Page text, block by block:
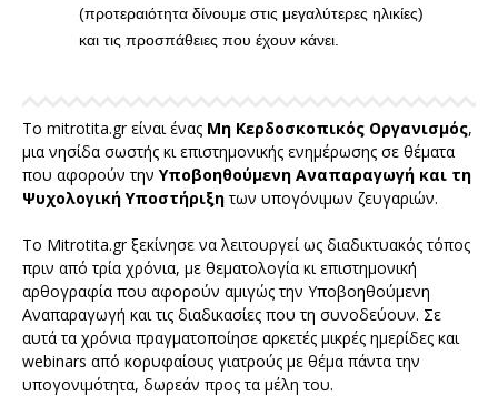
(προτεραιότητα δίνουμε στις μεγαλύτερες ηλικίες)
και τις προσπάθειες που έχουν κάνει.
To mitrotita.gr είναι ένας Μη Κερδοσκοπικός Οργανισμός,
μια νησίδα σωστής κι επιστημονικής ενημέρωσης σε θέματα
που αφορούν την Υποβοηθούμενη Αναπαραγωγή και τη
Ψυχολογική Υποστήριξητων υπογόνιμων ζευγαριών.
Το Mitrotita.gr ξεκίνησε να λειτουργεί ως διαδικτυακός τόπος
πριν από τρία χρόνια, με θεματολογία κι επιστημονική
αρθογραφία που αφορούν αμιγώς την Υποβοηθούμενη
Αναπαραγωγή και τις διαδικασίες που τη συνοδεύουν. Σε
αυτά τα χρόνια πραγματοποίησε αρκετές μικρές ημερίδες και
webinars από κορυφαίους γιατρούς με θέμα πάντα την
υπογονιμότητα, δωρεάν προς τα μέλη του.